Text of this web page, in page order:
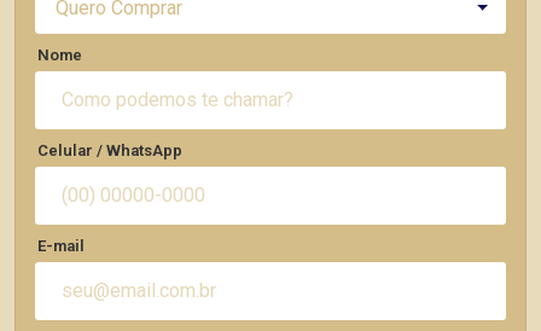
Quero Comprar
Nome
Celular / WhatsApp
E-mail